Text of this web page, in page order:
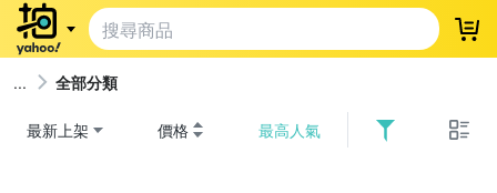
登
全部分類
最新上架 價格 最高人氣